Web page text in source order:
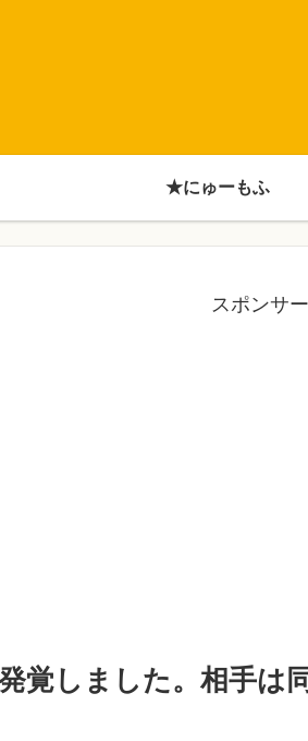
★にゅーもふ
スポンサ
覚しました。相手は